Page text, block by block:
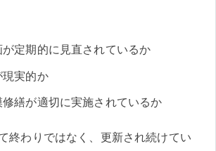
定期的に見直されているか
現実的か
繕が適切に実施されているか
終わりではなく、更新され続けてい